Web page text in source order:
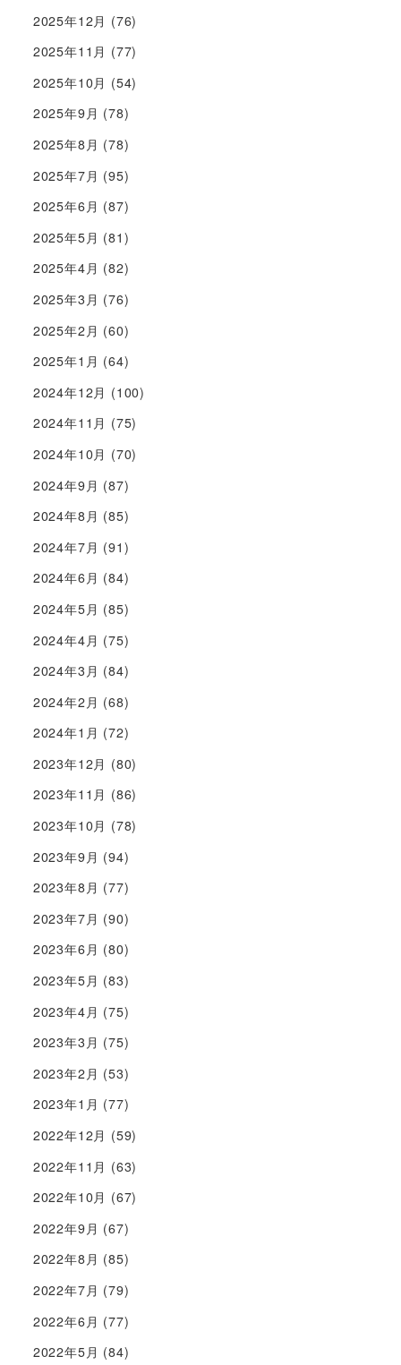
2025年12月 (76)
2025年11月 (77)
2025年10月 (54)
2025年9月 (78)
2025年8月 (78)
2025年7月 (95)
2025年6月 (87)
2025年5月 (81)
2025年4月 (82)
2025年3月 (76)
2025年2月 (60)
2025年1月 (64)
2024年12月 (100)
2024年11月 (75)
2024年10月 (70)
2024年9月 (87)
2024年8月 (85)
2024年7月 (91)
2024年6月 (84)
2024年5月 (85)
2024年4月 (75)
2024年3月 (84)
2024年2月 (68)
2024年1月 (72)
2023年12月 (80)
2023年11月 (86)
2023年10月 (78)
2023年9月 (94)
2023年8月 (77)
2023年7月 (90)
2023年6月 (80)
2023年5月 (83)
2023年4月 (75)
2023年3月 (75)
2023年2月 (53)
2023年1月 (77)
2022年12月 (59)
2022年11月 (63)
2022年10月 (67)
2022年9月 (67)
2022年8月 (85)
2022年7月 (79)
2022年6月 (77)
2022年5月 (84)